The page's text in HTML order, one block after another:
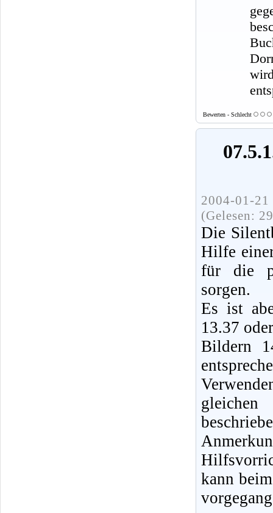
Bewerten - Schlecht
2004-01-
(Gelesen:
Die
Hilfe
für die
sorgen.
Es ist
13.37
Bildern
kann